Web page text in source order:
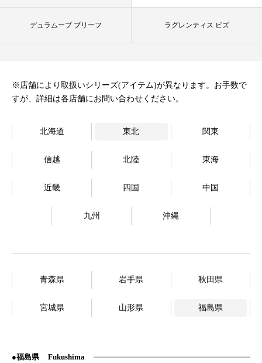
デュラムーブ ブリーフ ラグレンティス ビズ
※店舗により取扱いシリーズ(アイテム)が異なります。お手数で
すが、詳細は各店舗にお問い合わせください。
北海道 東北 関東
信越 北陸 東海
近畿 四国 中国
九州 沖縄
青森県 岩手県 秋田県
宮城県 山形県 福島県
福島県 Fukushima